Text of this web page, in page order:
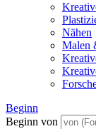
Nähen
Malen
Beginn
Beginn von